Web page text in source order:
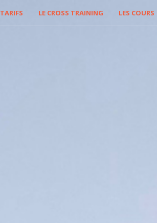
TARIFS LE CROSS TRAINING LES COURS